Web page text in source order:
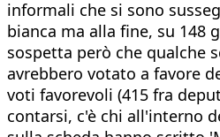
informali che si sono
bianca ma alla fine, su 148
sospetta però che qualche
avrebbero votato a favore
voti favorevoli (415 fra
contarsi, c'è chi all'interno